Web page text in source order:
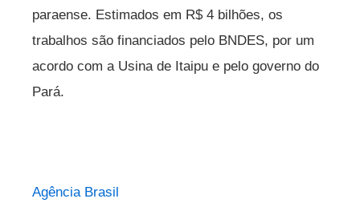
paraense. Estimados em R$ 4 bilhões, os
trabalhos são financiados pelo BNDES, por um
acordo com a Usina de Itaipu e pelo governo do
Pará.
Agência Brasil